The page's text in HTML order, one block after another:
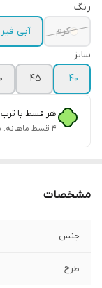
رنگ
کرم
آبی
سایز
۴۰
۴۵
هر قسط با
۴ قسط ماهانه. بدون سود، چک و ضامن.
مشخصات
جنس
طرح